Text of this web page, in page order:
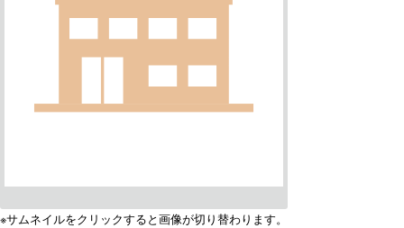
※サムネイルをクリックすると画像が切り替わります。